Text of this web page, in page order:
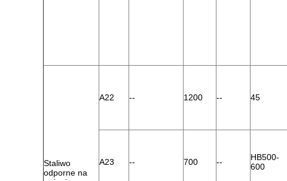
Staliwo
odporne na
A22 -- 1200 -- 45
A23 -- 700 --
HB500-
600